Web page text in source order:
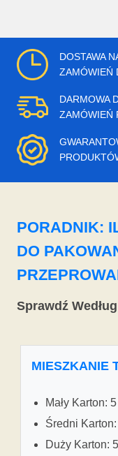
DOSTAWA
ZAMÓWIEŃ
DARMOWA
ZAMÓWIEŃ
PORADNIK:
DO
Sprawdź
MIESZKANIE
Mały Karton:
Średni
Duży Karton: